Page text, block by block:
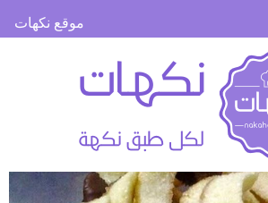
موقع نكهات